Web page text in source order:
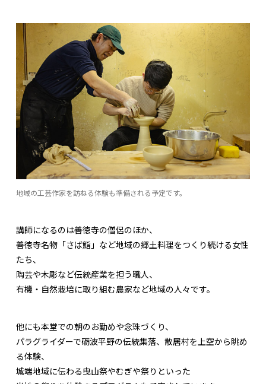
地域の工芸作家を訪ねる体験も準備される予定です。
講師になるのは善徳寺の僧侶のほか、
善徳寺名物「さば鮨」など地域の郷土料理をつくり続ける女性
たち、
陶芸や木彫など伝統産業を担う職人、
有機・自然栽培に取り組む農家など地域の人々です。
他にも本堂での朝のお勤めや念珠づくり、
パラグライダーで砺波平野の伝統集落、散居村を上空から眺め
る体験、
城端地域に伝わる曳山祭やむぎや祭りといった